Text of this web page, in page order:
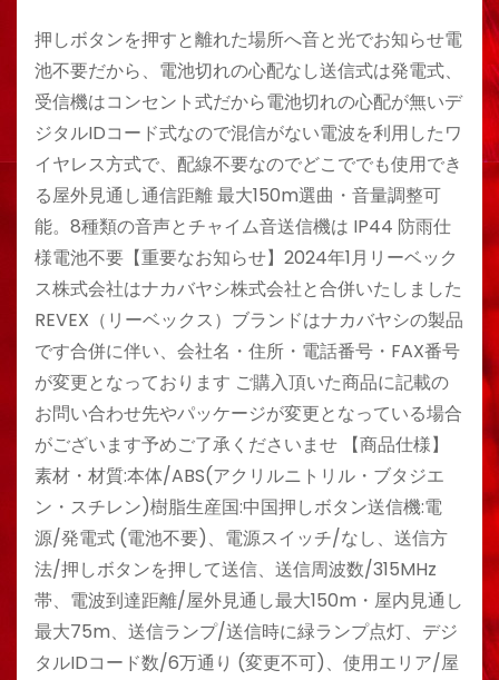
押しボタンを押すと離れた場所へ音と光でお知らせ電
池不要だから、電池切れの心配なし送信式は発電式、
受信機はコンセント式だから電池切れの心配が無いデ
ジタルIDコード式なので混信がない電波を利用したワ
イヤレス方式で、配線不要なのでどこででも使用でき
る屋外見通し通信距離 最大150m選曲・音量調整可
能。8種類の音声とチャイム音送信機は IP44 防雨仕
様電池不要【重要なお知らせ】2024年1月リーベック
ス株式会社はナカバヤシ株式会社と合併いたしました
REVEX（リーベックス）ブランドはナカバヤシの製品
です合併に伴い、会社名・住所・電話番号・FAX番号
が変更となっております ご購入頂いた商品に記載の
お問い合わせ先やパッケージが変更となっている場合
がございます予めご了承くださいませ 【商品仕様】
素材・材質:本体/ABS(アクリルニトリル・ブタジエ
ン・スチレン)樹脂生産国:中国押しボタン送信機:電
源/発電式 (電池不要)、電源スイッチ/なし、送信方
法/押しボタンを押して送信、送信周波数/315MHz
帯、電波到達距離/屋外見通し最大150m・屋内見通し
最大75m、送信ランプ/送信時に緑ランプ点灯、デジ
タルIDコード数/6万通り (変更不可)、使用エリア/屋